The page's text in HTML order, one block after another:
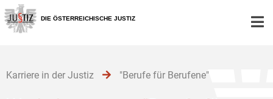
Zur
Hauptnavigation
[1]
Zum
Inhalt
[2]
Zum
Untermenü
[3]
DIE ÖSTERREICHISCHE JUSTIZ
Karriere in der Justiz "Berufe für Berufene"